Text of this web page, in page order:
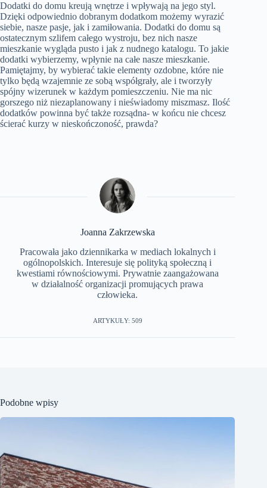
Dodatki do domu kreują wnętrze i wpływają na jego styl.
Dzięki odpowiednio dobranym dodatkom możemy wyrazić
siebie, nasze pasje, jak i zamiłowania. Dodatki do domu są
ostatecznym szlifem całego wystroju, bez nich nasze
mieszkanie wygląda pusto i jak z nudnego katalogu. To jakie
dodatki wybierzemy, wpłynie na całe nasze mieszkanie.
Pamiętajmy, by wybierać takie elementy ozdobne, które nie
tylko będą wzajemnie ze sobą współgrały, ale i tworzyły
spójny wizerunek w każdym pomieszczeniu. Nie ma nic
gorszego niż niezaplanowany i nieświadomy miszmasz. Ilość
dodatków powinna być także rozsądna- w końcu nie chcesz
ścierać kurzy w nieskończoność, prawda?
Joanna Zakrzewska
Pracowała jako dziennikarka w mediach lokalnych i
ogólnopolskich. Interesuje się polityką społeczną i
kwestiami równościowymi. Prywatnie zaangażowana
w działalność organizacji promujących prawa
człowieka.
ARTYKUŁY: 509
Podobne wpisy